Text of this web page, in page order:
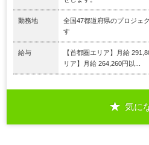
勤務地
全国47都道府県のプロジ
す
給与
【首都圏エリア】月給
リア】月給 264,260円以...
気に